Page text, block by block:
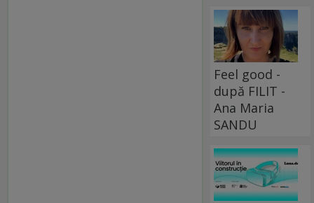
Feel good -
după FILIT -
Ana Maria
SANDU